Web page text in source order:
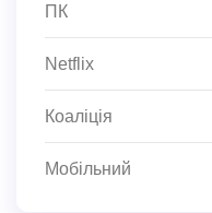
ПК
Netflix
Коаліція
Мобільний